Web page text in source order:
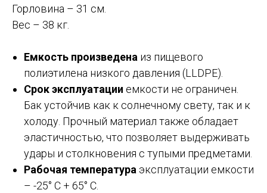
Горловина – 31 см.
Вес – 38 кг.
Емкость произведена из пищевого
полиэтилена низкого давления (LLDPE).
Срок эксплуатации емкости не ограничен.
Бак устойчив как к солнечному свету, так и к
холоду. Прочный материал также обладает
эластичностью, что позволяет выдерживать
удары и столкновения с тупыми предметами.
Рабочая температура эксплуатации емкости
– -25° C + 65° C.